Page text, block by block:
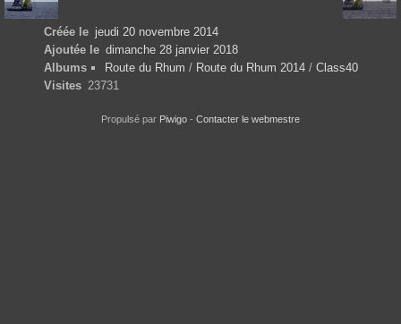
Créée le jeudi 20 novembre 2014
Ajoutée le dimanche 28 janvier 2018
Albums
Route du Rhum / Route du Rhum 2014/ Class40
Visites 23731
Propulsé par Piwigo - Contacter le webmestre